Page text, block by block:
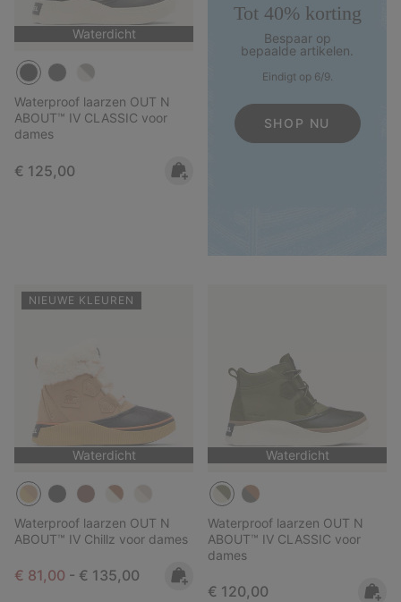
Waterdicht
Waterproof laarzen OUT N
ABOUT™ IV CLASSIC voor
dames
Regular price:
€ 125,00
Tot 40% korting
Bespaar op
bepaalde artikelen.
Eindigt op 6/9.
SHOP NU
NIEUWE KLEUREN
Waterdicht
Waterproof laarzen OUT N
ABOUT™ IV Chillz voor dames
Minimum sale price:
€ 81,00 - Maximum price:
€ 135,00
Waterdicht
Waterproof laarzen OUT N
ABOUT™ IV CLASSIC voor
dames
Regular price:
€ 120,00